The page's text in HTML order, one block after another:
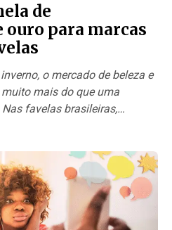
de
para marcas
o mercado de beleza e
mais do que uma
favelas brasileiras,…